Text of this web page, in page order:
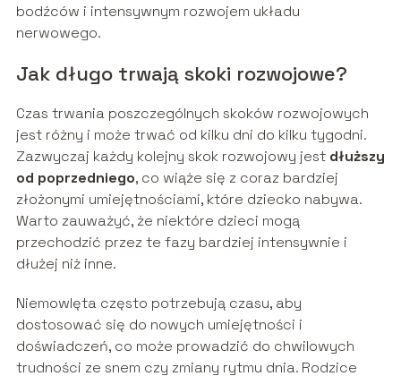
bodźców i intensywnym rozwojem układu
nerwowego.
Jak długo trwają skoki rozwojowe?
Czas trwania poszczególnych skoków rozwojowych
jest różny i może trwać od kilku dni do kilku tygodni.
Zazwyczaj każdy kolejny skok rozwojowy jest dłuższy
od poprzedniego, co wiąże się z coraz bardziej
złożonymi umiejętnościami, które dziecko nabywa.
Warto zauważyć, że niektóre dzieci mogą
przechodzić przez te fazy bardziej intensywnie i
dłużej niż inne.
Niemowlęta często potrzebują czasu, aby
dostosować się do nowych umiejętności i
doświadczeń, co może prowadzić do chwilowych
trudności ze snem czy zmiany rytmu dnia. Rodzice